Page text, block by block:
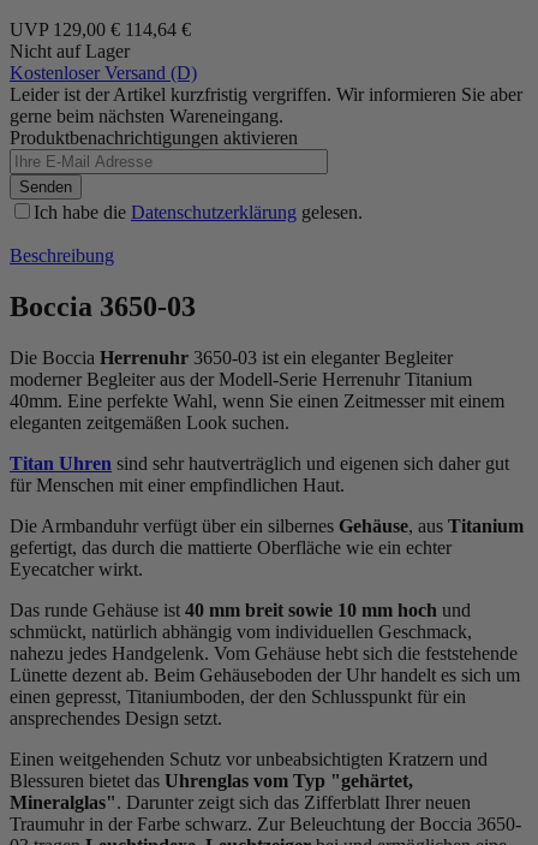
UVP 129,00 € 114,64 €
Nicht auf Lager
Kostenloser Versand (D)
Leider ist der Artikel kurzfristig vergriffen. Wir informieren Sie aber
gerne beim nächsten Wareneingang.
Produktbenachrichtigungen aktivieren
Senden
Ich habe die Datenschutzerklärung gelesen.
Beschreibung
Boccia 3650-03
Die Boccia Herrenuhr 3650-03 ist ein eleganter Begleiter
moderner Begleiter aus der Modell-Serie Herrenuhr Titanium
40mm. Eine perfekte Wahl, wenn Sie einen Zeitmesser mit einem
eleganten zeitgemäßen Look suchen.
Titan Uhren sind sehr hautverträglich und eigenen sich daher gut
für Menschen mit einer empfindlichen Haut.
Die Armbanduhr verfügt über ein silbernes Gehäuse, aus Titanium
gefertigt, das durch die mattierte Oberfläche wie ein echter
Eyecatcher wirkt.
Das runde Gehäuse ist 40 mm breit sowie 10 mm hoch und
schmückt, natürlich abhängig vom individuellen Geschmack,
nahezu jedes Handgelenk. Vom Gehäuse hebt sich die feststehende
Lünette dezent ab. Beim Gehäuseboden der Uhr handelt es sich um
einen gepresst, Titaniumboden, der den Schlusspunkt für ein
ansprechendes Design setzt.
Einen weitgehenden Schutz vor unbeabsichtigten Kratzern und
Blessuren bietet das Uhrenglas vom Typ "gehärtet,
Mineralglas". Darunter zeigt sich das Zifferblatt Ihrer neuen
Traumuhr in der Farbe schwarz. Zur Beleuchtung der Boccia 3650-